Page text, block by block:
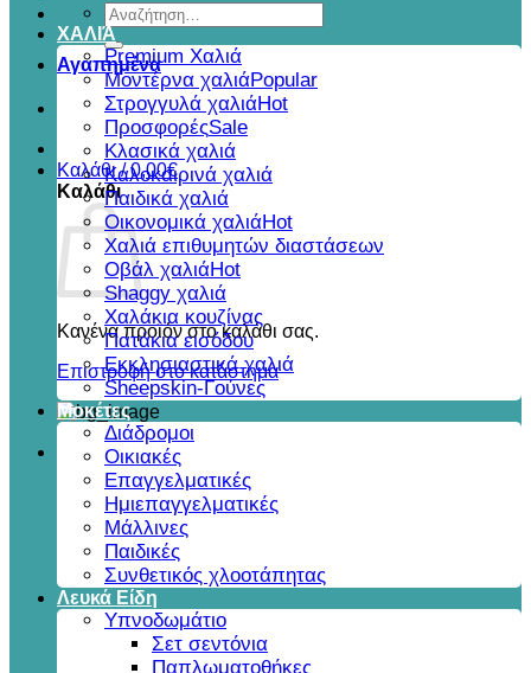
Αναζήτηση
για:
Αγαπημένα
Καλάθι /0,00€
Καλάθι
Κανένα προϊόν στο καλάθι σας.
Επιστροφή στο κατάστημα
ΧΑΛΙΆ
Premium Χαλιά
Μοντέρνα χαλιά
Στρογγυλά χαλιά
Προσφορές
Κλασικά χαλιά
Καλοκαιρινά χαλιά
Παιδικά χαλιά
Οικονομικά χαλιά
Χαλιά επιθυμητών διαστάσεων
Οβάλ χαλιά
Shaggy χαλιά
Χαλάκια κουζίνας
Πατάκια εισόδου
Εκκλησιαστικά χαλιά
Sheepskin-Γούνες
Μοκέτες
Διάδρομοι
Οικιακές
Επαγγελματικές
Ημιεπαγγελματικές
Μάλλινες
Παιδικές
Συνθετικός χλοοτάπητας
Λευκά Είδη
Υπνοδωμάτιο
Σετ σεντόνια
Παπλωματοθήκες